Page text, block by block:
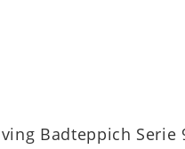
Badteppich